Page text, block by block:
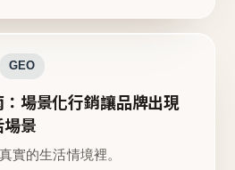
GEO
場景化行銷讓品牌出現
景
實的生活情境裡。